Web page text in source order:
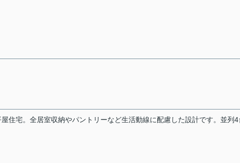
住宅。全居室収納やパントリーなど生活動線に配慮した設計です。並列4